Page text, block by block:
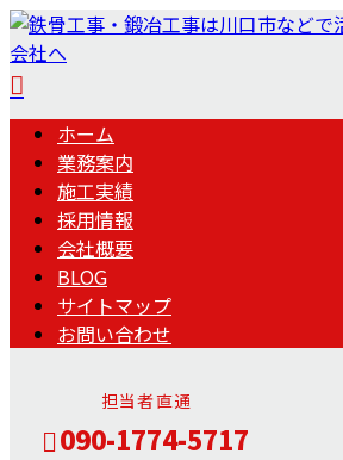
ホーム
業務案内
施工実績
採用情報
会社概要
BLOG
サイトマップ
お問い合わせ
担当者直通
090-1774-5717